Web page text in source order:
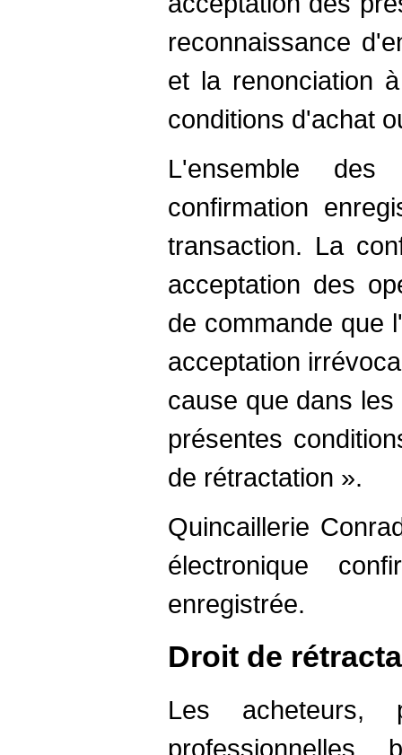
reconnaissance
et la renonciation
conditions d'achat
L'ensemble
confirmation
transaction. La
acceptation des
de commande que
acceptation
cause que dans
présentes
de rétractation ».
Quincaillerie
électronique
enregistrée.
Droit de
Les acheteurs,